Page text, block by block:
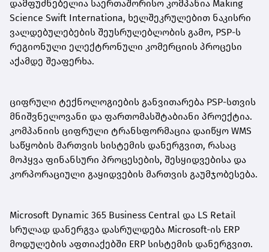
დამფუძნებელია საერთაშორისო კომპანია Making
Science Swift Internationa, ხელშეკრულებით ნაკისრი
ვალდებულებების შეუსრულებლობის გამო, PSP-ს
რეგიონული ელექტრონული კომერციის პროცესი
აქამდე შეაფერხა.
ციფრული ტექნოლოგიების განვითარება PSP-სთვის
მნიშვნელოვანი და ფართომასშტაბიანი პროექტია.
კომპანიის ციფრული ტრანსფორმაცია დაიწყო WMS
საწყობის მართვის სისტემის დანერგვით, რასაც
მოჰყვა ფინანსური პროცესების, შესყიდვებისა და
კორპორაციული გაყიდვების მართვის გაუმჯობესება.
Microsoft Dynamic 365 Business Central და LS Retail
სრულად დანერგვა დასრულდება Microsoft-ის ERP
მოდულების აფთიაქებში ERP სისტემის დანერგვით.